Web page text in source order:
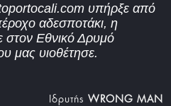
υπήρξε από
αδεσποτάκι, η
στον Εθνικό Δρυμό
μας υιοθέτησε.
Iδρυτής WRONG MAN